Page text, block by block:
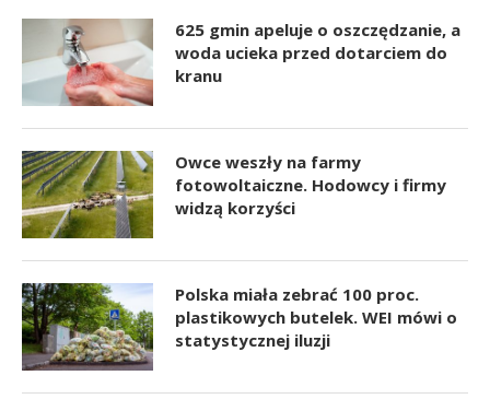
625 gmin apeluje o oszczędzanie, a
woda ucieka przed dotarciem do
kranu
Owce weszły na farmy
fotowoltaiczne. Hodowcy i firmy
widzą korzyści
Polska miała zebrać 100 proc.
plastikowych butelek. WEI mówi o
statystycznej iluzji